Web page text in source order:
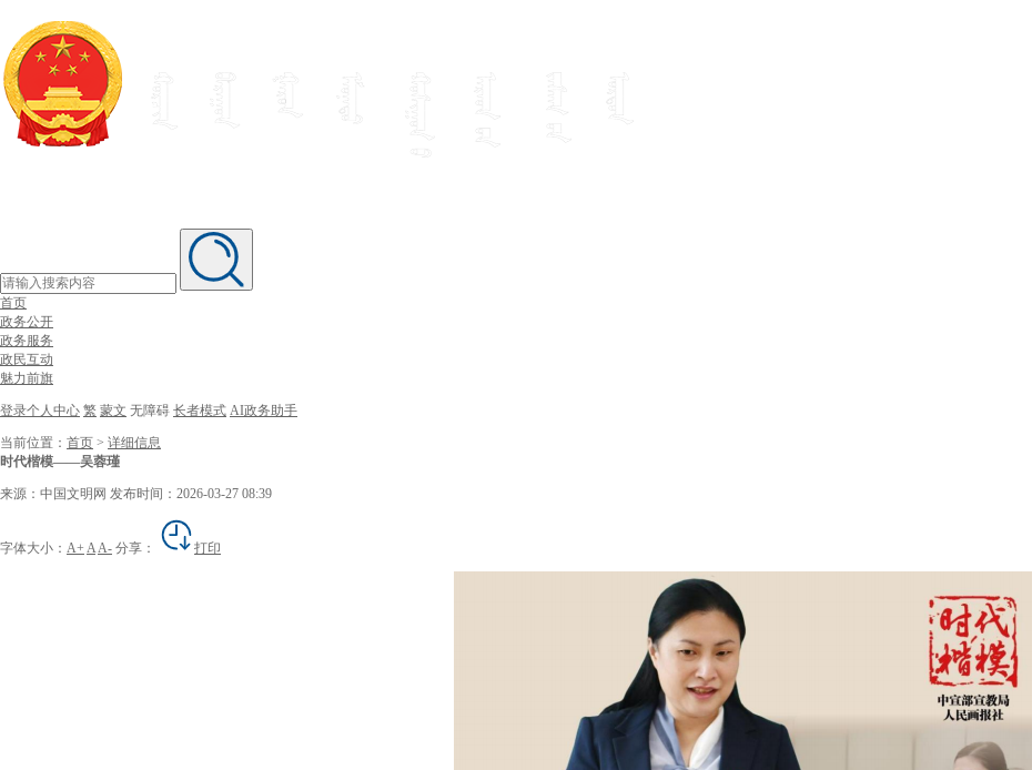
首页
政务公开
政务服务
政民互动
魅力前旗
登录个人中心 繁 蒙文 无障碍 长者模式 AI政务助手
当前位置： 首页 > 详细信息
时代楷模——吴蓉瑾
来源：中国文明网 发布时间：2026-03-27 08:39
字体大小： A+ AA- 分享： 打印